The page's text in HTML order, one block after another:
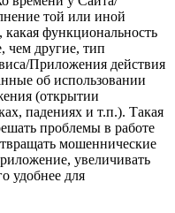
той или иной
какая функциональность
чем другие, тип
Приложения действия
об использовании
(открытии
падениях и т.п.). Такая
проблемы в работе
мошеннические
увеличивать
удобнее для